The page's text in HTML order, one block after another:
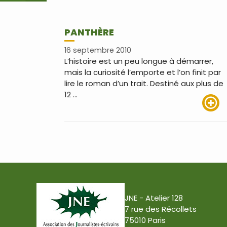
PANTHÈRE
16 septembre 2010
L’histoire est un peu longue à démarrer,
mais la curiosité l’emporte et l’on finit par
lire le roman d’un trait. Destiné aux plus de
12 …
JNE - Atelier 128
7 rue des Récollets
75010 Paris